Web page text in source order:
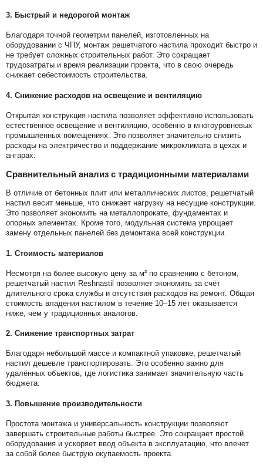
3. Быстрый и недорогой монтаж
Благодаря точной геометрии панелей, изготовленных на
оборудовании с ЧПУ, монтаж решетчатого настила проходит быстро и
не требует сложных строительных работ. Это сокращает
трудозатраты и время реализации проекта, что в свою очередь
снижает себестоимость строительства.
4. Снижение расходов на освещение и вентиляцию
Открытая конструкция настила позволяет эффективно использовать
естественное освещение и вентиляцию, особенно в многоуровневых
промышленных помещениях. Это позволяет значительно снизить
расходы на электричество и поддержание микроклимата в цехах и
ангарах.
Сравнительный анализ с традиционными материалами
В отличие от бетонных плит или металлических листов, решетчатый
настил весит меньше, что снижает нагрузку на несущие конструкции.
Это позволяет экономить на металлопрокате, фундаментах и
опорных элементах. Кроме того, модульная система упрощает
замену отдельных панелей без демонтажа всей конструкции.
1. Стоимость материалов
Несмотря на более высокую цену за м² по сравнению с бетоном,
решетчатый настил Reshnastil позволяет экономить за счёт
длительного срока службы и отсутствия расходов на ремонт. Общая
стоимость владения настилом в течение 10–15 лет оказывается
ниже, чем у традиционных аналогов.
2. Снижение транспортных затрат
Благодаря небольшой массе и компактной упаковке, решетчатый
настил дешевле транспортировать. Это особенно важно для
удалённых объектов, где логистика занимает значительную часть
бюджета.
3. Повышение производительности
Простота монтажа и универсальность конструкции позволяют
завершать строительные работы быстрее. Это сокращает простой
оборудования и ускоряет ввод объекта в эксплуатацию, что влечет
за собой более быструю окупаемость проекта.